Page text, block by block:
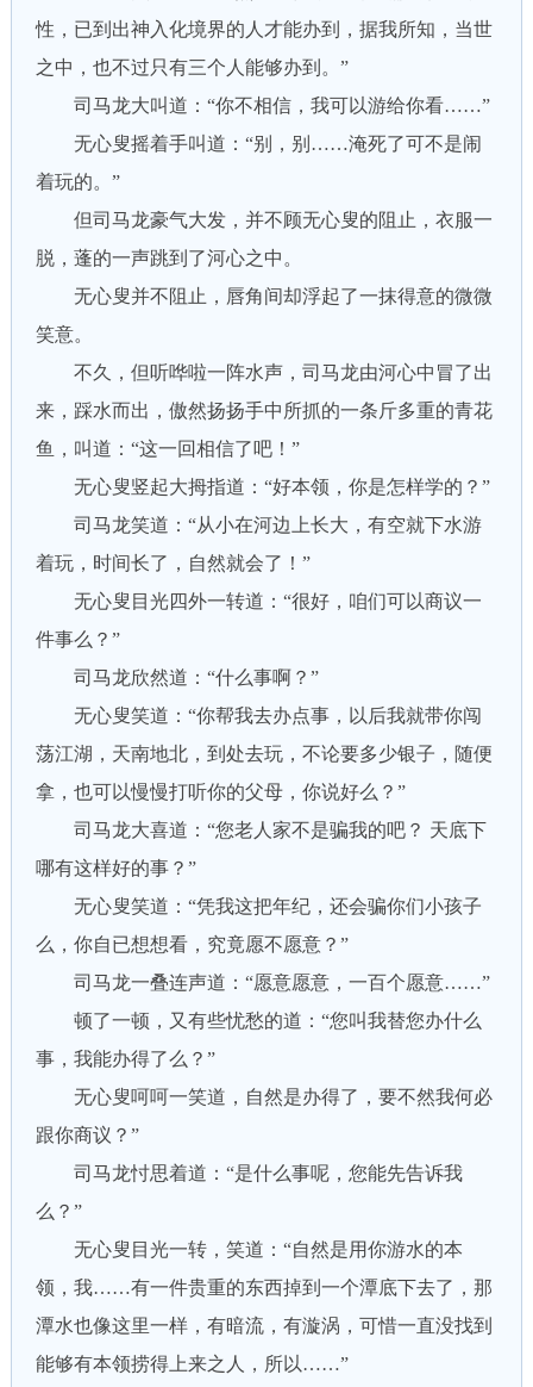
性，已到出神入化境界的人才能办到，据我所知，当世
之中，也不过只有三个人能够办到。”
司马龙大叫道：“你不相信，我可以游给你看……”
无心叟摇着手叫道：“别，别……淹死了可不是闹
着玩的。”
但司马龙豪气大发，并不顾无心叟的阻止，衣服一
脱，蓬的一声跳到了河心之中。
无心叟并不阻止，唇角间却浮起了一抹得意的微微
笑意。
不久，但听哗啦一阵水声，司马龙由河心中冒了出
来，踩水而出，傲然扬扬手中所抓的一条斤多重的青花
鱼，叫道：“这一回相信了吧！”
无心叟竖起大拇指道：“好本领，你是怎样学的？”
司马龙笑道：“从小在河边上长大，有空就下水游
着玩，时间长了，自然就会了！”
无心叟目光四外一转道：“很好，咱们可以商议一
件事么？”
司马龙欣然道：“什么事啊？”
无心叟笑道：“你帮我去办点事，以后我就带你闯
荡江湖，天南地北，到处去玩，不论要多少银子，随便
拿，也可以慢慢打听你的父母，你说好么？”
司马龙大喜道：“您老人家不是骗我的吧？ 天底下
哪有这样好的事？”
无心叟笑道：“凭我这把年纪，还会骗你们小孩子
么，你自已想想看，究竟愿不愿意？”
司马龙一叠连声道：“愿意愿意，一百个愿意……”
顿了一顿，又有些忧愁的道：“您叫我替您办什么
事，我能办得了么？”
无心叟呵呵一笑道，自然是办得了，要不然我何必
跟你商议？”
司马龙忖思着道：“是什么事呢，您能先告诉我
么？”
无心叟目光一转，笑道：“自然是用你游水的本
领，我……有一件贵重的东西掉到一个潭底下去了，那
潭水也像这里一样，有暗流，有漩涡，可惜一直没找到
能够有本领捞得上来之人，所以……”